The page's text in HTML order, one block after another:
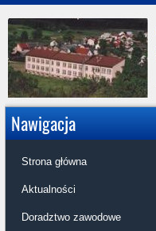
Nawigacja
Strona główna
Aktualności
Doradztwo zawodowe